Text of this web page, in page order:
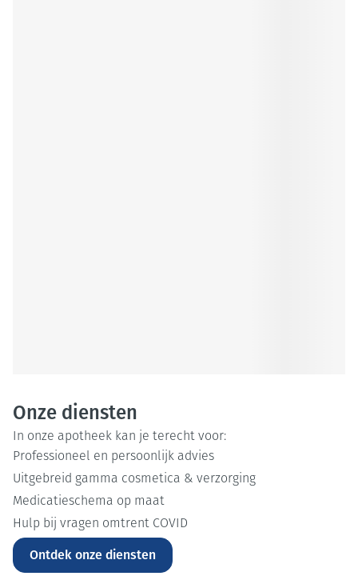
Onze diensten
In onze apotheek kan je terecht voor:
Professioneel en persoonlijk advies
Uitgebreid gamma cosmetica & verzorging
Medicatieschema op maat
Hulp bij vragen omtrent COVID
Vaccinaties tegen griep en Covid
Vervanging van verloren bijsluiters
Ontdek onze diensten